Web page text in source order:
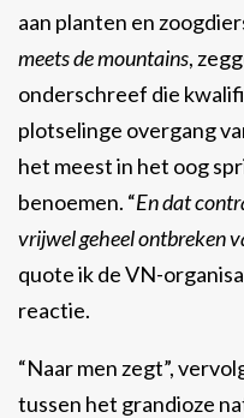
aan planten en
meets de mountains,
onderschreef die
plotselinge overgang
het meest in het oog
benoemen. “En dat
vrijwel geheel ontbreken
quote ik de VN-
reactie.
“Naar men zegt”,
tussen het grandioze